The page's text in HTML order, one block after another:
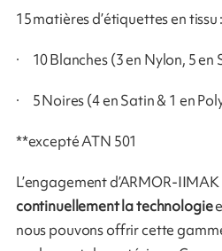
15 matières d’étiquettes en tissu :
· 10 Blanches (3 en Nylon, 5 en
· 5 Noires (4 en Satin & 1 en
**excepté ATN 501
L’engagement d’ARMOR-IIMAK
continuellement la technologie
nous pouvons offrir cette